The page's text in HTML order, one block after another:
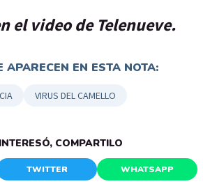
el video de Telenueve.
APARECEN EN ESTA NOTA:
VIRUS DEL CAMELLO
COMPARTILO
TWITTER WHATSAPP